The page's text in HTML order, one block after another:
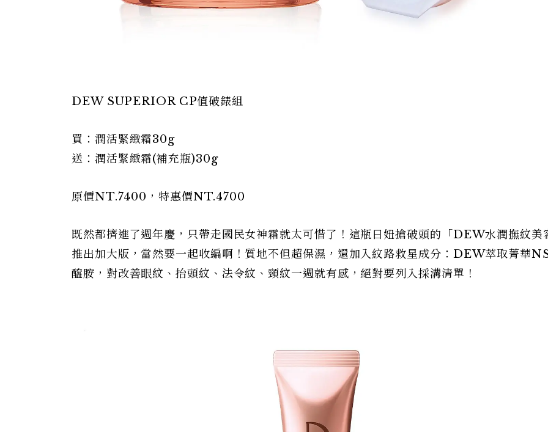
DEW SUPERIOR CP值破錶組
買：潤活緊緻霜30g
送：潤活緊緻霜(補充瓶)30g
原價NT.7400，特惠價NT.4700
既然都擠進了週年慶，只帶走國民女神霜就太可惜了！這瓶日妞搶破頭的「DEW水潤撫紋美
推出加大版，當然要一起收編啊！質地不但超保濕，還加入紋路救星成分：DEW萃取菁華
醯胺，對改善眼紋、抬頭紋、法令紋、頸紋一週就有感，絕對要列入採溝清單！